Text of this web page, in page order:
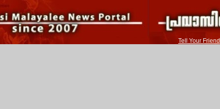
Tell Your Friend